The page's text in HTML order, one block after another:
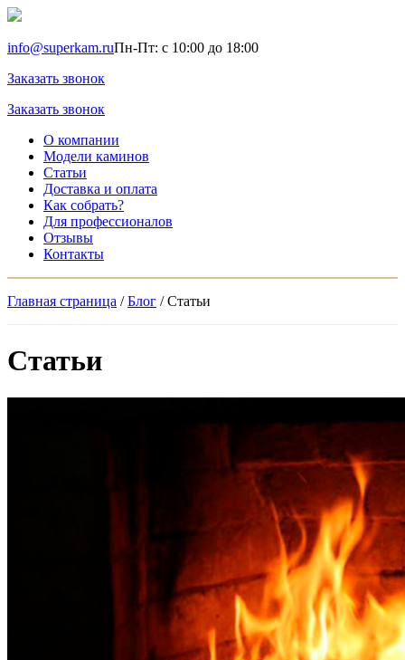
info@superkam.ruПн-Пт: с 10:00 до 18:00
Заказать звонок
Заказать звонок
О компании
Модели каминов
Статьи
Доставка и оплата
Как собрать?
Для профессионалов
Отзывы
Контакты
Главная страница /Блог /Статьи
Статьи